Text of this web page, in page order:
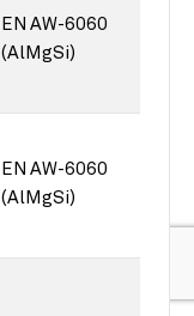
EN AW-6060
(AlMgSi)
EN AW-6060
(AlMgSi)